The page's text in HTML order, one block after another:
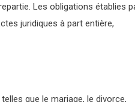
Les obligations établies
juridiques à part entière,
que le mariage, le divorce,